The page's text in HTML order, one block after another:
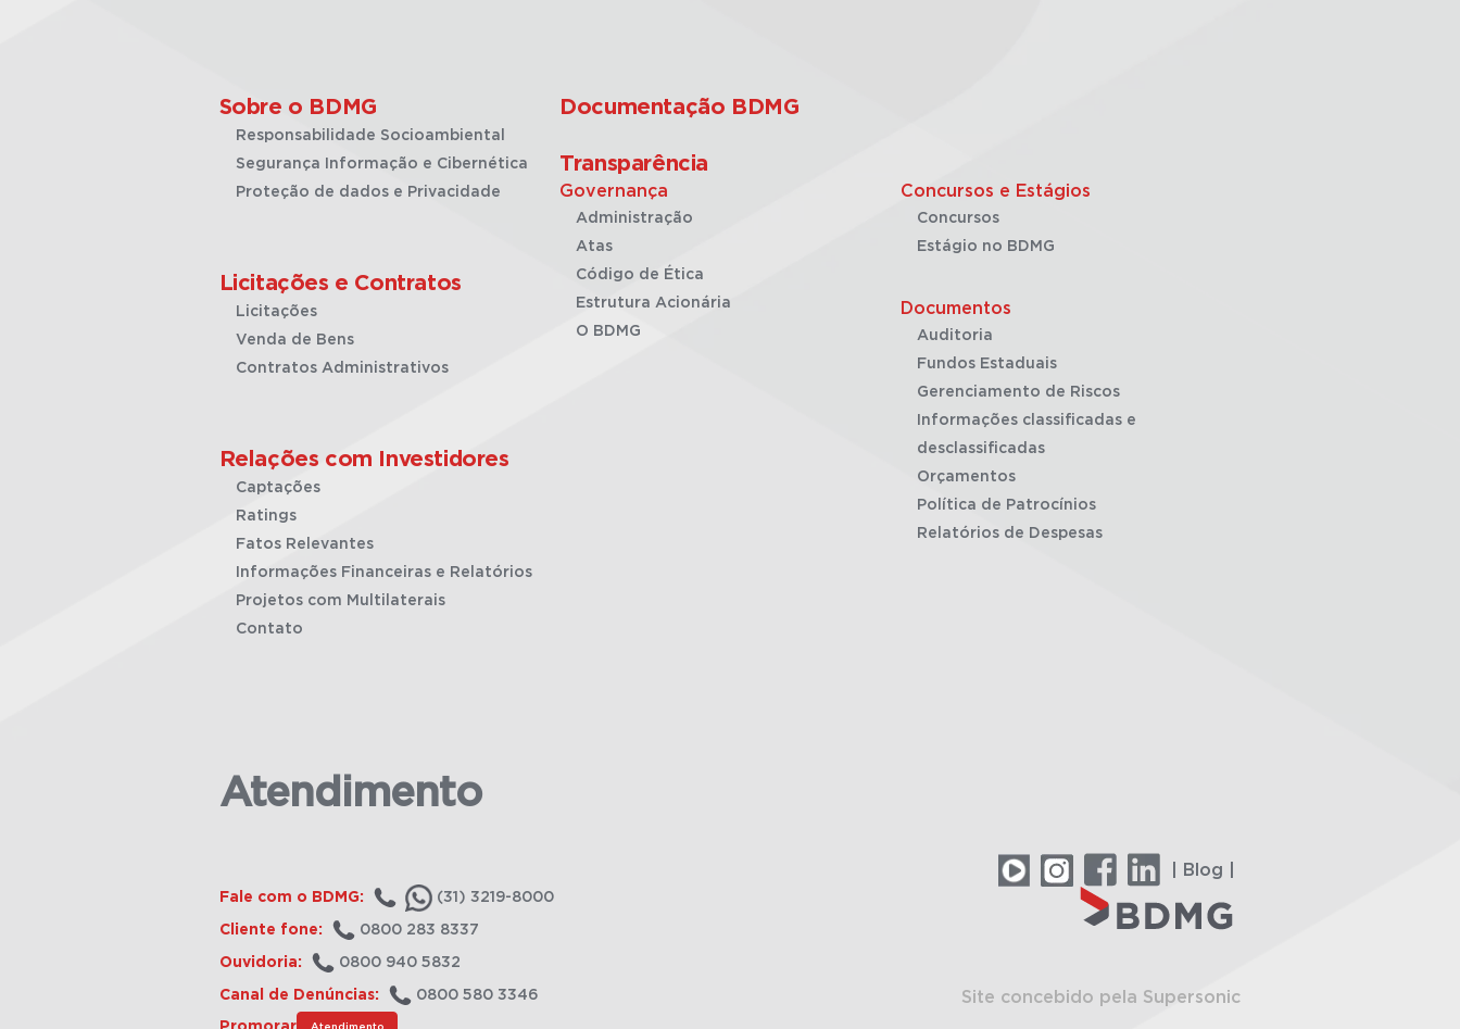
Sobre o BDMG
Responsabilidade Socioambiental
Segurança Informação e Cibernética
Proteção de dados e Privacidade
Licitações e Contratos
Licitações
Venda de Bens
Contratos Administrativos
Relações com Investidores
Captações
Ratings
Fatos Relevantes
Informações Financeiras e Relatórios
Projetos com Multilaterais
Contato
Documentação BDMG
Transparência
Governança
Administração
Atas
Código de Ética
Estrutura Acionária
O BDMG
Concursos e Estágios
Concursos
Estágio no BDMG
Documentos
Auditoria
Fundos Estaduais
Gerenciamento de Riscos
Informações classificadas e
desclassificadas
Orçamentos
Política de Patrocínios
Relatórios de Despesas
Atendimento
Fale com o BDMG: (31) 3219-8000
Cliente fone: 0800 283 8337
Ouvidoria: 0800 940 5832
Canal de Denúncias: 0800 580 3346
Atendimento
| Blog |
Site concebido pela Supersonic